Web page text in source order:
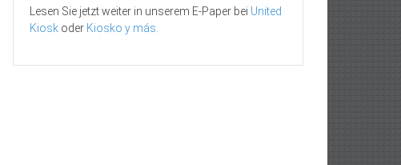
Lesen Sie jetzt weiter in unserem E-Paper bei United
Kiosk oder Kiosko y más